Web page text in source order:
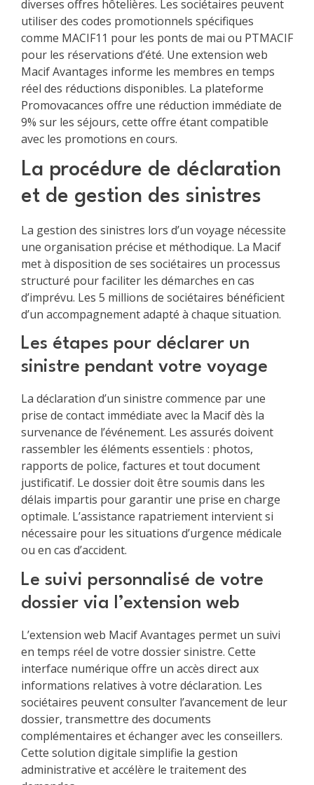
diverses offres hôtelières. Les sociétaires peuvent
utiliser des codes promotionnels spécifiques
comme MACIF11 pour les ponts de mai ou PTMACIF
pour les réservations d’été. Une extension web
Macif Avantages informe les membres en temps
réel des réductions disponibles. La plateforme
Promovacances offre une réduction immédiate de
9% sur les séjours, cette offre étant compatible
avec les promotions en cours.
La procédure de déclaration
et de gestion des sinistres
La gestion des sinistres lors d’un voyage nécessite
une organisation précise et méthodique. La Macif
met à disposition de ses sociétaires un processus
structuré pour faciliter les démarches en cas
d’imprévu. Les 5 millions de sociétaires bénéficient
d’un accompagnement adapté à chaque situation.
Les étapes pour déclarer un
sinistre pendant votre voyage
La déclaration d’un sinistre commence par une
prise de contact immédiate avec la Macif dès la
survenance de l’événement. Les assurés doivent
rassembler les éléments essentiels : photos,
rapports de police, factures et tout document
justificatif. Le dossier doit être soumis dans les
délais impartis pour garantir une prise en charge
optimale. L’assistance rapatriement intervient si
nécessaire pour les situations d’urgence médicale
ou en cas d’accident.
Le suivi personnalisé de votre
dossier via l’extension web
L’extension web Macif Avantages permet un suivi
en temps réel de votre dossier sinistre. Cette
interface numérique offre un accès direct aux
informations relatives à votre déclaration. Les
sociétaires peuvent consulter l’avancement de leur
dossier, transmettre des documents
complémentaires et échanger avec les conseillers.
Cette solution digitale simplifie la gestion
administrative et accélère le traitement des